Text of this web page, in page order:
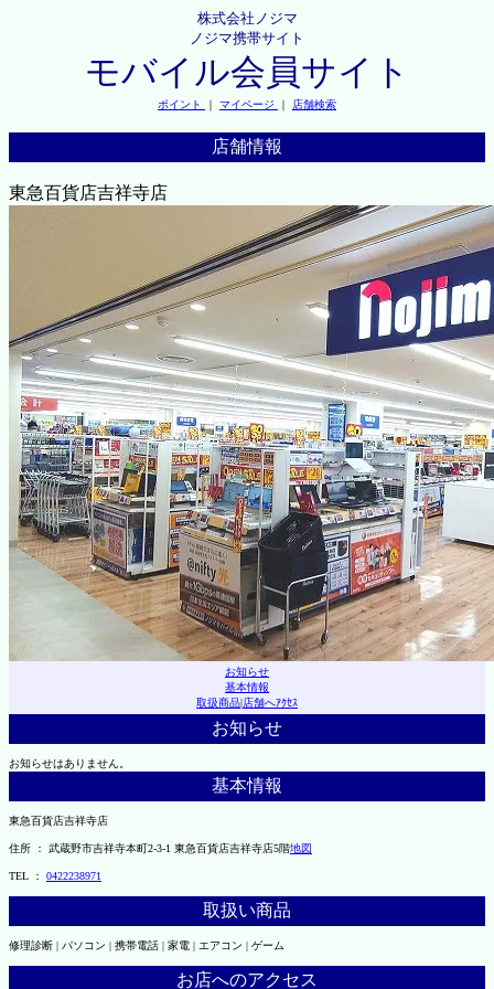
株式会社ノジマ
ノジマ携帯サイト
モバイル会員サイト
ポイント ｜ マイページ ｜ 店舗検索
店舗情報
東急百貨店吉祥寺店
お知らせ
基本情報
取扱商品|店舗へｱｸｾｽ
お知らせ
お知らせはありません。
基本情報
東急百貨店吉祥寺店
住所 ： 武蔵野市吉祥寺本町2-3-1 東急百貨店吉祥寺店5階地図
TEL ： 0422238971
取扱い商品
修理診断 | パソコン | 携帯電話 | 家電 | エアコン | ゲーム
お店へのアクセス